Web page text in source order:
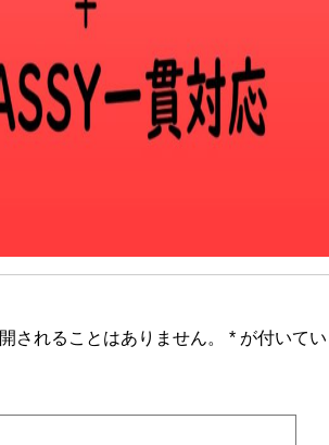
されることはありません。
* が付いてい